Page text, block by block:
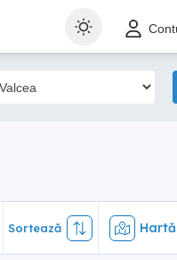
Hartă
Sortează Hartă